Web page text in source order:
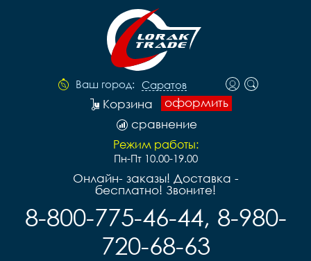
Ваш город: Саратов
оформить
Корзина
сравнение
Режим работы:
Пн-Пт 10.00-19.00
Онлайн- заказы! Доставка -
бесплатно! Звоните!
8-800-775-46-44, 8-980-
720-68-63